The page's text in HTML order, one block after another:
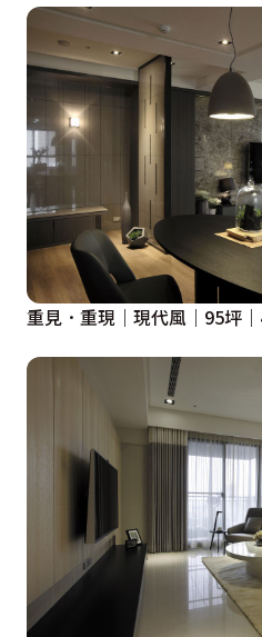
重見．重現｜現代風｜95坪